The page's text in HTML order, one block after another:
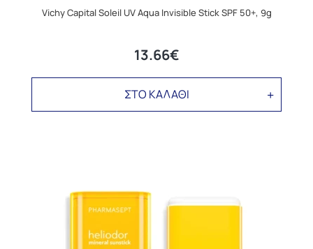
Vichy Capital Soleil UV Aqua Invisible Stick SPF 50+, 9g
13.66€
ΣΤΟ ΚΑΛΑΘΙ